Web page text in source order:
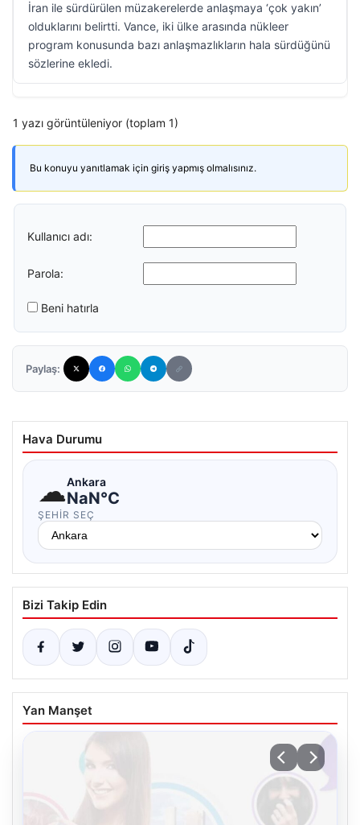
İran ile sürdürülen müzakerelerde anlaşmaya ‘çok yakın’
olduklarını belirtti. Vance, iki ülke arasında nükleer
program konusunda bazı anlaşmazlıkların hala sürdüğünü
sözlerine ekledi.
1 yazı görüntüleniyor (toplam 1)
Bu konuyu yanıtlamak için giriş yapmış olmalısınız.
Kullanıcı adı:
Parola:
Beni hatırla
Paylaş:
Hava Durumu
☁Ankara
NaN°C
ŞEHIR SEÇ
Bizi Takip Edin
Yan Manşet